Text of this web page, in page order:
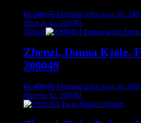
kr.349,95 Original price was: kr.
price is: kr. 100,00.
Tilbud
Zhenzi, Danna Kjole,
200049
kr.499,95 Original price was: kr.
price is: kr. 100,00.